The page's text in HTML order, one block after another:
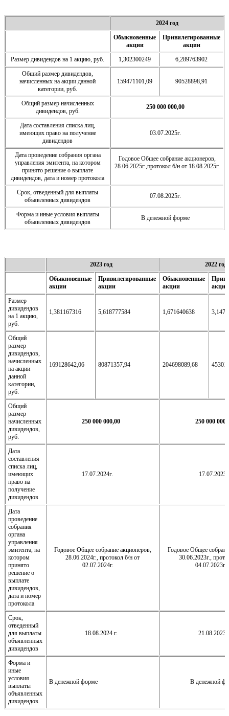
2024 год
Обыкновенные
акции
Привилегированные
акции
Размер дивидендов на 1 акцию, руб.
1,302300249
6,289763902
Общий размер дивидендов,
начисленных на акции данной
категории, руб.
159471101,09 90528898,91
Общий размер начисленных
дивидендов, руб.
250 000 000,00
Дата составления списка лиц,
имеющих право на получение
дивидендов
03.07.2025г.
Дата проведение собрания органа
управления эмитента, на котором
принято решение о выплате
дивидендов, дата и номер протокола
Годовое Общее собрание акционеров,
28.06.2025г.,протокол б/н от 18.08.2025г.
Срок, отведенный для выплаты
объявленных дивидендов
07.08.2025г.
Форма и иные условия выплаты
объявленных дивидендов
В денежной форме
2023 год
2022 год
Обыкновенные
акции
Привилегированные
акции
Обыкновенные
акции
акции
Размер
дивидендов
на 1 акцию,
руб.
1,381167316 5,618777584 1,671640638
Общий
размер
дивидендов,
начисленных
на акции
данной
категории,
руб.
169128642,06 80871357,94 204698089,68
Общий
размер
начисленных
дивидендов,
руб.
250 000 000,00 250 000
Дата
составления
списка лиц,
имеющих
право на
получение
дивидендов
17.07.2024г.
Дата
проведение
собрания
органа
управления
эмитента, на
котором
принято
решение о
выплате
дивидендов,
дата и номер
протокола
Годовое Общее собрание акционеров,
28.06.2024г., протокол б/н от
02.07.2024г.
Годовое Общее
30.06.2023г.,
Срок,
отведенный
для выплаты
объявленных
дивидендов
18.08.2024 г. 21.08.2023
Форма и
иные
условия
выплаты
объявленных
дивидендов
В денежной форме В денежной